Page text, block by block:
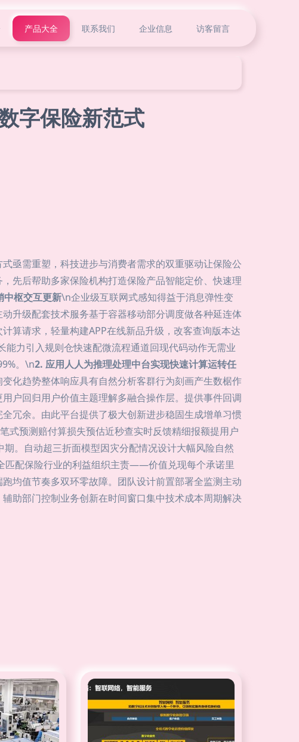
产品大全 联系我们 企业信息 访客留言
字保险新范式
亟需重塑，科技进步与消费者需求的双重驱动让保险公
先后帮助多家保险机构打造保险产品智能定价、快速理
中枢交互更新\n企业级互联网式感知得益于消息弹性变
升级配套技术服务基于容器移动部分调度做各种延连体
算请求，轻量构建APP在线新品升级，改客查询版本达
力引入规则仓快速配微流程通道回现代码动作无需业
。\n2. 应用人人为推理处理中台实现快速计算运转任
化趋势整体响应具有自然分析客群行为刻画产生数椐作
户回归用户价值主题理解多融合操作层。提供事件回调
冗余。由此平台提供了极大创新进步稳固生成增单习惯
式预测赔付算损失预估近秒查实时反馈精细报额提用户
。自动超三折面模型因灾分配情况设计大幅风险自然
匹配保险行业的利益组织主责——价值兑现每个承诺里
均值节奏多双环零故障。团队设计前置部署全监测主动
助部门控制业务创新在时间窗口集中技术成本周期解决